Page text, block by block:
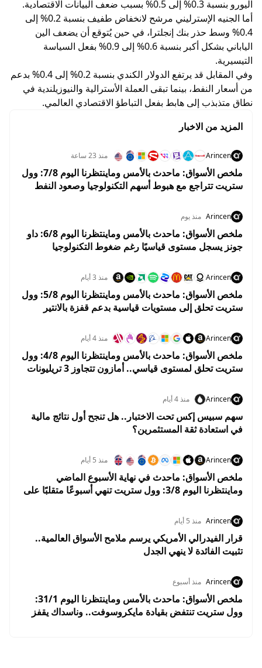
اليورو بنسبة 0.3% إلى 0.5% بسبب ضعف البيانات الاقتصادية.
أما الجنيه الإسترليني مرشح لانخفاض طفيف بنسبة 0.2% إلى
0.4% وسط حذر بنك إنجلترا، في حين يُتوقع أن يضعف الين
الياباني بشكل أكبر بنسبة 0.6% إلى 0.9% بفعل السياسة
التيسيرية.
وفي المقابل قد يرتفع الدولار الكندي بنسبة 0.2% إلى 0.4% بدعم
من أسعار النفط، بينما تبقى العملة الأسترالية والنيوزيلندية في
نطاق متذبذب إلى هابط بفعل التباطؤ الاقتصادي العالمي.
المزيد من الاخبار
Arincen منذ 23 ساعة
ملخص الأسواق: ماحدث بالأمس وماينتظرنا اليوم 7/8: وول
ستريت تتراجع مع هبوط أسهم التكنولوجيا وصعود النفط
Arincen منذ يوم
ملخص الأسواق: ماحدث بالأمس وماينتظرنا اليوم 6/8: داو
جونز يسجل مستوى قياسيًا رغم ضغوط التكنولوجيا
Arincen منذ 3 أيام
ملخص الأسواق: ماحدث بالأمس وماينتظرنا اليوم 5/8: وول
ستريت تحلق إلى مستويات قياسية بدعم قفزة بالانتير
Arincen منذ 4 أيام
ملخص الأسواق: ماحدث بالأمس وماينتظرنا اليوم 4/8: وول
ستريت تحلق لمستوى قياسي.. أمازون تتجاوز 3 تريليونات
Arincen منذ 4 أيام
سهم سبيس إكس تحت الاختبار.. هل تنجح أول نتائج مالية
في استعادة ثقة المستثمرين؟
Arincen منذ 5 أيام
ملخص الأسواق: ماحدث في نهاية الأسبوع الماضي
وماينتظرنا اليوم 3/8: وول ستريت تنهي أسبوعًا متقلبًا على
Arincen منذ 5 أيام
قرار الفيدرالي الأمريكي يرسم ملامح الأسواق العالمية..
تثبيت الفائدة لا ينهي الجدل
Arincen منذ أسبوع
ملخص الأسواق: ماحدث بالأمس وماينتظرنا اليوم 31/1:
وول ستريت تنتفض بقيادة مايكروسوفت.. وناسداك يقفز